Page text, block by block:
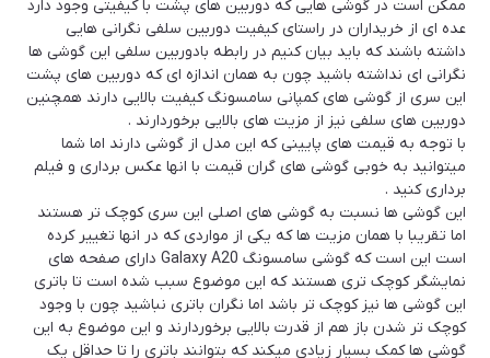
ممکن است در گوشی هایی که دوربین های پشت با کیفیتی وجود دارد
عده ای از خریداران در راستای کیفیت دوربین سلفی نگرانی هایی
داشته باشند که باید بیان کنیم در رابطه بادوربین سلفی این گوشی ها
نگرانی ای نداشته باشید چون به همان اندازه ای که دوربین های پشت
این سری از گوشی های کمپانی سامسونگ کیفیت بالایی دارند همچنین
دوربین های سلفی نیز از مزیت های بالایی برخوردارند .
با توجه به قیمت های پایینی که این مدل از گوشی دارند اما شما
میتوانید به خوبی گوشی های گران قیمت با انها عکس برداری و فیلم
برداری کنید .
این گوشی ها نسبت به گوشی های اصلی این سری کوچک تر هستند
اما تقریبا با همان مزیت ها که یکی از مواردی که در انها تغییر کرده
است این است که گوشی سامسونگ Galaxy A20 دارای صفحه های
نمایشگر کوچک تری هستند که این موضوع سبب شده است تا باتری
این گوشی ها نیز کوچک تر باشد اما نگران باتری نباشید چون با وجود
کوچک تر شدن باز هم از قدرت بالایی برخوردارند و این موضوع به این
گوشی ها کمک بسیار زیادی میکند که بتوانند باتری را تا حداقل یک